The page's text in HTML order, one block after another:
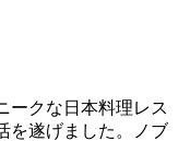
ークな日本料理レス
を遂げました。ノブ